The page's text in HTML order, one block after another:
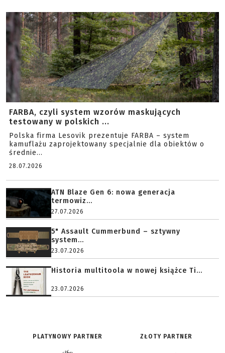
FARBA, czyli system wzorów maskujących
testowany w polskich ...
Polska firma Lesovik prezentuje FARBA – system
kamuflażu zaprojektowany specjalnie dla obiektów o
średnie...
28.07.2026
ATN Blaze Gen 6: nowa generacja
termowiz...
27.07.2026
5" Assault Cummerbund – sztywny
system...
23.07.2026
Historia multitoola w nowej książce Ti...
23.07.2026
PLATYNOWY PARTNER ZŁOTY PARTNER